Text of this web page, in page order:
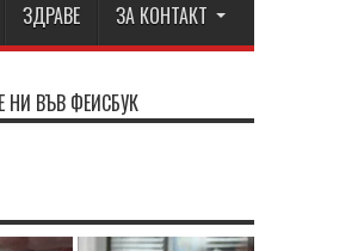
ЗДРАВЕ ЗА КОНТАКТ
НИ ВЪВ ФЕЙСБУК